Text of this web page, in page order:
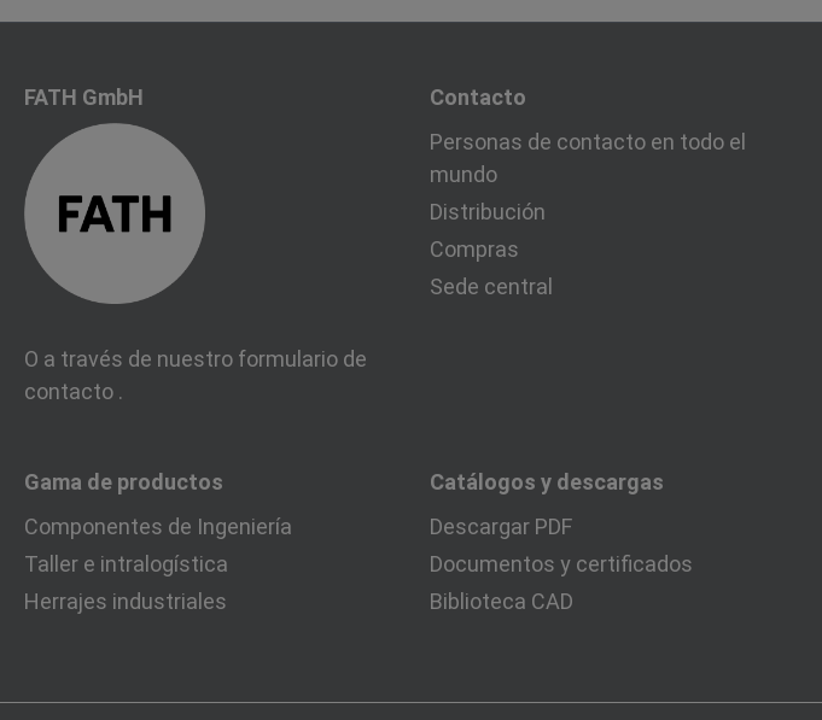
FATH GmbH
O a través de nuestro formulario de
contacto .
Contacto
Personas de contacto en todo el
mundo
Distribución
Compras
Sede central
Gama de productos
Componentes de Ingeniería
Taller e intralogística
Herrajes industriales
Catálogos y descargas
Descargar PDF
Documentos y certificados
Biblioteca CAD